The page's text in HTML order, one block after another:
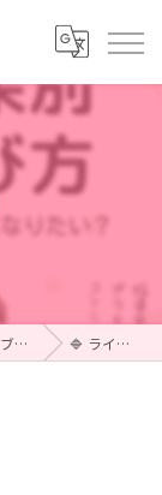
ブログ 🔷 ライブ日程